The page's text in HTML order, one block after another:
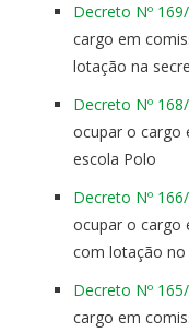
Decreto Nº
cargo em
lotação na
Decreto Nº
ocupar o cargo
escola Polo
Decreto Nº
ocupar o cargo
com lotação
Decreto Nº
cargo em